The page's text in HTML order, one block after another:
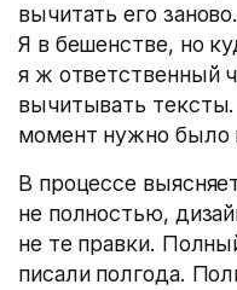
вычитать его
Я в бешенстве, но
я ж ответственный
вычитывать
момент нужно было
В процессе
не полностью,
не те правки.
писали полгода.